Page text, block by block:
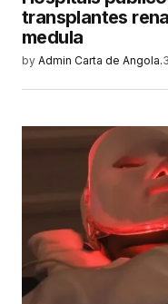
transplantes
medula
by Admin Carta de Angola.